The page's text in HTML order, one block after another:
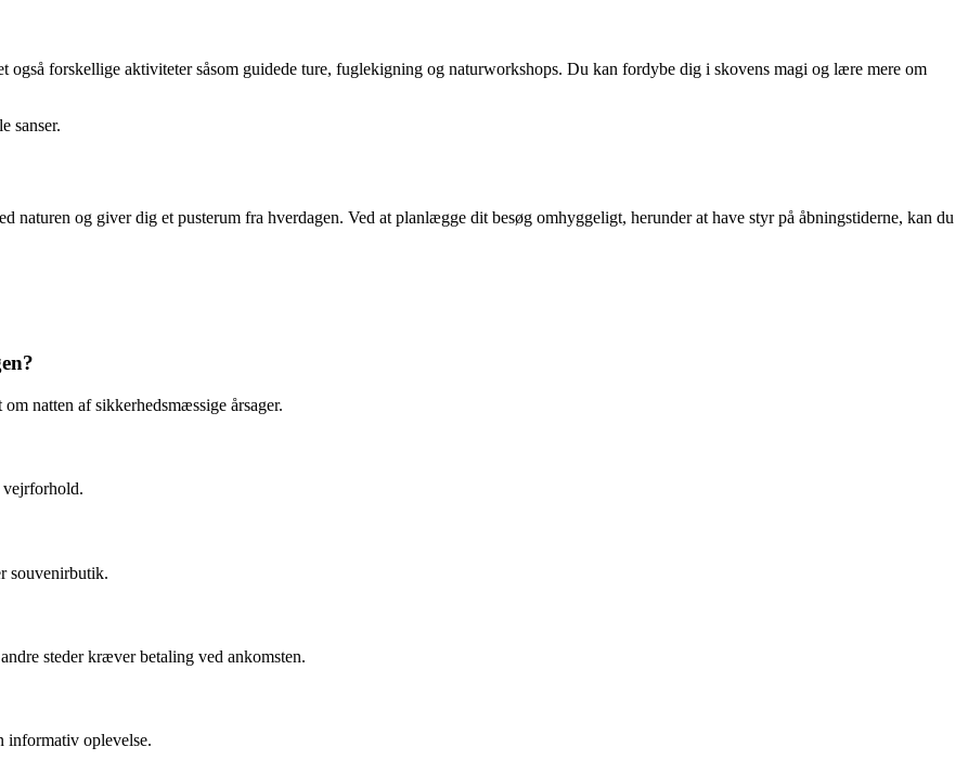
også forskellige aktiviteter såsom guidede ture, fuglekigning og naturworkshops. Du kan fordybe dig i skovens magi og lære mere om
sanser.
og giver dig et pusterum fra hverdagen. Ved at planlægge dit besøg omhyggeligt, herunder at have styr på åbningstiderne, kan du
natten af sikkerhedsmæssige årsager.
vejrforhold.
souvenirbutik.
steder kræver betaling ved ankomsten.
informativ oplevelse.